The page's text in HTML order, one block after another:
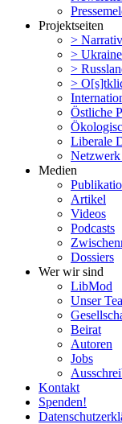
Projekt­seiten
>
>
>
>
Östliche
Liberale
Medien
Artikel
Videos
Podcasts
Dossiers
Wer wir sind
LibMod
Unser
Beirat
Autoren
Jobs
Kontakt
Spenden!